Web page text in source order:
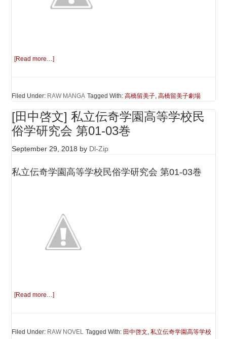
[Read more…]
Filed Under: RAW MANGA Tagged With:高橋留美子,高橋留美子劇場
[田中啓文] 私立伝奇学園高等学校民
俗学研究会 第01-03巻
September 29, 2018 by Dl-Zip
私立伝奇学園高等学校民俗学研究会 第01-03巻
[Read more…]
Filed Under: RAW NOVEL Tagged With: 田中啓文,私立伝奇学園高等学校